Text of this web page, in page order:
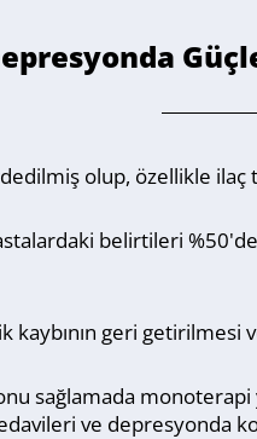
olup, özellikle ilaç
belirtileri
kaybının geri
sağlamada
ve depresyonda